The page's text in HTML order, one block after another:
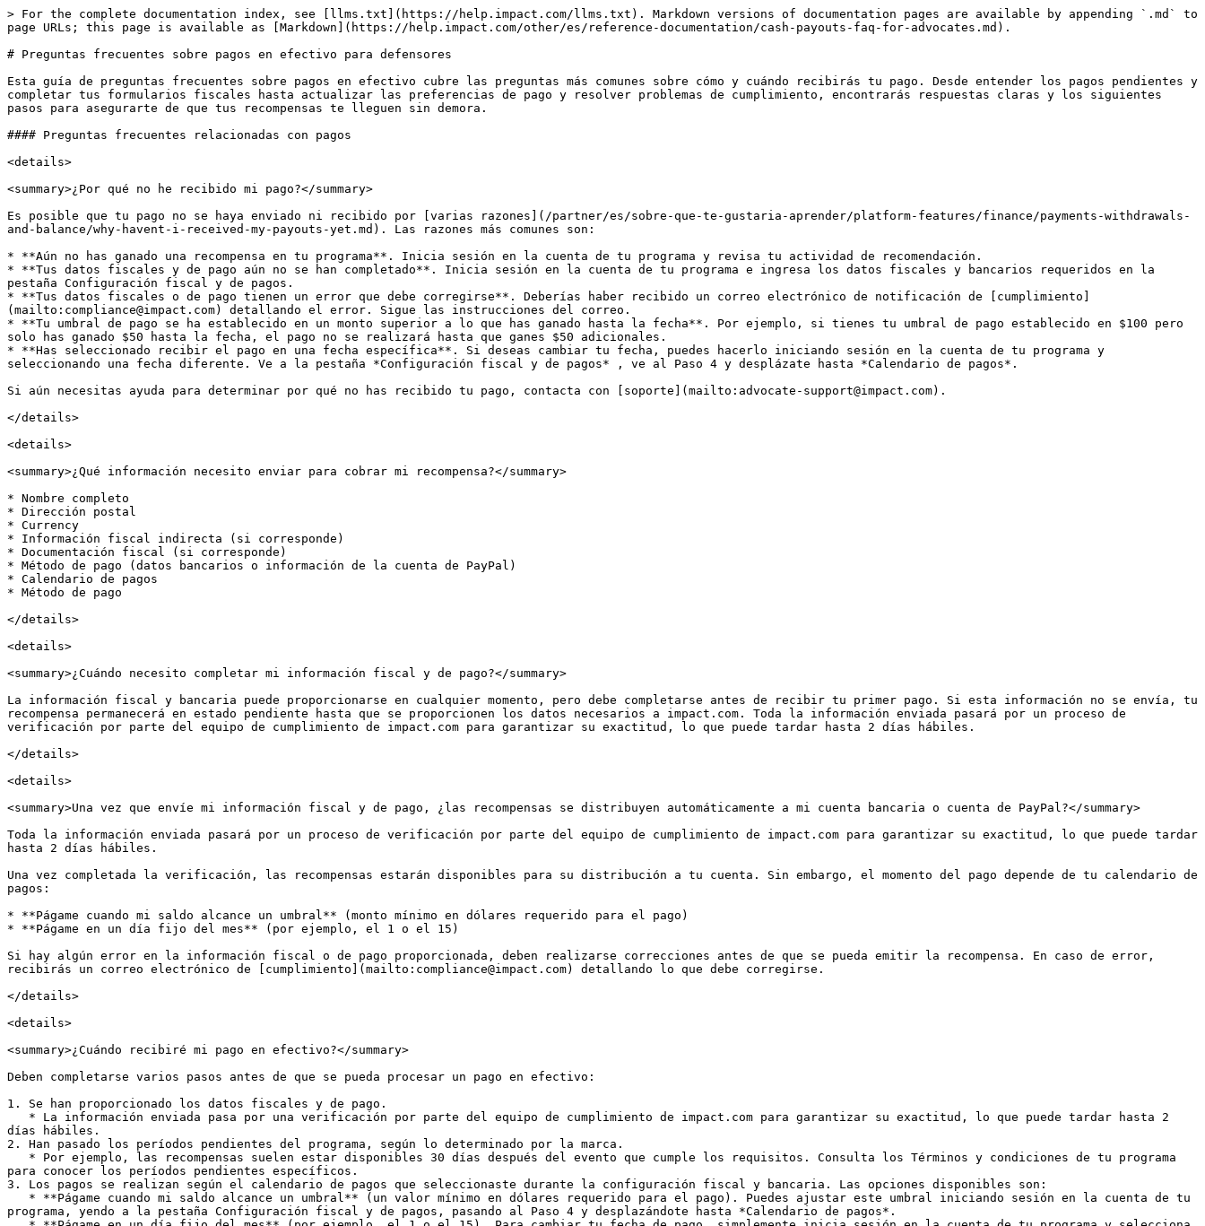
> For the complete documentation index, see [llms.txt](https://help.impact.com/llms.txt). Markdown versions of documentation pages are available by appending `.md` to page URLs; this page is available as [Markdown](https://help.impact.com/other/es/reference-documentation/cash-payouts-faq-for-advocates.md).

# Preguntas frecuentes sobre pagos en efectivo para defensores

Esta guía de preguntas frecuentes sobre pagos en efectivo cubre las preguntas más comunes sobre cómo y cuándo recibirás tu pago. Desde entender los pagos pendientes y completar tus formularios fiscales hasta actualizar las preferencias de pago y resolver problemas de cumplimiento, encontrarás respuestas claras y los siguientes pasos para asegurarte de que tus recompensas te lleguen sin demora.

#### Preguntas frecuentes relacionadas con pagos

<details>

<summary>¿Por qué no he recibido mi pago?</summary>

Es posible que tu pago no se haya enviado ni recibido por [varias razones](/partner/es/sobre-que-te-gustaria-aprender/platform-features/finance/payments-withdrawals-and-balance/why-havent-i-received-my-payouts-yet.md). Las razones más comunes son:

* **Aún no has ganado una recompensa en tu programa**. Inicia sesión en la cuenta de tu programa y revisa tu actividad de recomendación.
* **Tus datos fiscales y de pago aún no se han completado**. Inicia sesión en la cuenta de tu programa e ingresa los datos fiscales y bancarios requeridos en la pestaña Configuración fiscal y de pagos.
* **Tus datos fiscales o de pago tienen un error que debe corregirse**. Deberías haber recibido un correo electrónico de notificación de [cumplimiento](mailto:compliance@impact.com) detallando el error. Sigue las instrucciones del correo.
* **Tu umbral de pago se ha establecido en un monto superior a lo que has ganado hasta la fecha**. Por ejemplo, si tienes tu umbral de pago establecido en $100 pero solo has ganado $50 hasta la fecha, el pago no se realizará hasta que ganes $50 adicionales.
* **Has seleccionado recibir el pago en una fecha específica**. Si deseas cambiar tu fecha, puedes hacerlo iniciando sesión en la cuenta de tu programa y seleccionando una fecha diferente. Ve a la pestaña *Configuración fiscal y de pagos* , ve al Paso 4 y desplázate hasta *Calendario de pagos*.

Si aún necesitas ayuda para determinar por qué no has recibido tu pago, contacta con [soporte](mailto:advocate-support@impact.com).

</details>

<details>

<summary>¿Qué información necesito enviar para cobrar mi recompensa?</summary>

* Nombre completo
* Dirección postal
* Currency
* Información fiscal indirecta (si corresponde)
* Documentación fiscal (si corresponde)
* Método de pago (datos bancarios o información de la cuenta de PayPal)
* Calendario de pagos
* Método de pago

</details>

<details>

<summary>¿Cuándo necesito completar mi información fiscal y de pago?</summary>

La información fiscal y bancaria puede proporcionarse en cualquier momento, pero debe completarse antes de recibir tu primer pago. Si esta información no se envía, tu recompensa permanecerá en estado pendiente hasta que se proporcionen los datos necesarios a impact.com. Toda la información enviada pasará por un proceso de verificación por parte del equipo de cumplimiento de impact.com para garantizar su exactitud, lo que puede tardar hasta 2 días hábiles.

</details>

<details>

<summary>Una vez que envíe mi información fiscal y de pago, ¿las recompensas se distribuyen automáticamente a mi cuenta bancaria o cuenta de PayPal?</summary>

Toda la información enviada pasará por un proceso de verificación por parte del equipo de cumplimiento de impact.com para garantizar su exactitud, lo que puede tardar hasta 2 días hábiles.

Una vez completada la verificación, las recompensas estarán disponibles para su distribución a tu cuenta. Sin embargo, el momento del pago depende de tu calendario de pagos:

* **Págame cuando mi saldo alcance un umbral** (monto mínimo en dólares requerido para el pago)
* **Págame en un día fijo del mes** (por ejemplo, el 1 o el 15)

Si hay algún error en la información fiscal o de pago proporcionada, deben realizarse correcciones antes de que se pueda emitir la recompensa. En caso de error, recibirás un correo electrónico de [cumplimiento](mailto:compliance@impact.com) detallando lo que debe corregirse.

</details>

<details>

<summary>¿Cuándo recibiré mi pago en efectivo?</summary>

Deben completarse varios pasos antes de que se pueda procesar un pago en efectivo:

1. Se han proporcionado los datos fiscales y de pago.
   * La información enviada pasa por una verificación por parte del equipo de cumplimiento de impact.com para garantizar su exactitud, lo que puede tardar hasta 2 días hábiles.
2. Han pasado los períodos pendientes del programa, según lo determinado por la marca.
   * Por ejemplo, las recompensas suelen estar disponibles 30 días después del evento que cumple los requisitos. Consulta los Términos y condiciones de tu programa para conocer los períodos pendientes específicos.
3. Los pagos se realizan según el calendario de pagos que seleccionaste durante la configuración fiscal y bancaria. Las opciones disponibles son:
   * **Págame cuando mi saldo alcance un umbral** (un valor mínimo en dólares requerido para el pago). Puedes ajustar este umbral iniciando sesión en la cuenta de tu programa, yendo a la pestaña Configuración fiscal y de pagos, pasando al Paso 4 y desplazándote hasta *Calendario de pagos*.
   * **Págame en un día fijo del mes** (por ejemplo, el 1 o el 15). Para cambiar tu fecha de pago, simplemente inicia sesión en la cuenta de tu programa y selecciona una fecha diferente. Ve a la pestaña Configuración fiscal y de pagos, ve al Paso 4 y desplázate hasta *Calendario de pagos*.

</details>

<details>

<summary>Ya tengo una cuenta existente de impact.com para otro programa y ya he enviado mi información fiscal y bancaria. ¿Tengo que volver a enviarla?</summary>

Como ya tienes una cuenta existente en impact.com, usaremos la información de esa cuenta para procesar tu pago para este programa. Si necesitas actualizar tus datos bancarios, por favor [inicia sesión en tu cuenta de impact.com](https://app.impact.com/login.user) y actualiza tus datos.

</details>

#### Preguntas frecuentes relacionadas con impuestos

<details>

<summary>¿Por qué necesito presentar formularios fiscales?</summary>

Si obtienes ingresos a través de un programa pagado mediante impact.com, impact.com no retiene impuestos de tus ganancias. Como Advocate, es posible que debas presentar un documento fiscal electrónico para cumplir con las leyes fiscales de EE. UU. o internacionales. Te recomendamos consultar con tu asesor fiscal para comprender tus requisitos de cumplimiento fiscal.

</details>

<details>

<summary>¿Dónde envío mis datos fiscales y de pago?</summary>

**Si tienes una cuenta dedicada a tu programa de recomendación**:

Inicia sesión en la cuenta de tu programa. Puedes acceder a la configuración fiscal y de pagos desde la barra de navegación izquierda, bajo *Configuración fiscal y de pagos*.

**Si accedes a tu programa de recomendación a través de tu portal de cliente**:

Inicia sesión en tu cuenta y ve a la sección del programa de recomendación dentro de tu perfil de cliente. Desplázate hacia abajo para encontrar la Configuración fiscal y de pagos en efectivo.

</details>

<details>

<summary>¿Cuáles son las diferencias entre los distintos formularios fiscales?</summary>

El país que selecciones en el Paso 1 de la configuración fiscal y de pagos determinará qué [formularios fiscales](/partner/es/sobre-que-te-gustaria-aprender/platform-features/finance/finance-documents/electronic-tax-documents-for-partners-explained.md) se te presentan.

| Nombre                                                                                                                                                     | Uso                                                                                                                                                                                                                                                                                                    |
| ---------------------------------------------------------------------------------------------------------------------------------------------------------- | ------------------------------------------------------------------------------------------------------------------------------------------------------------------------------------------------------------------------------------------------------------------------------------------------------ |
| W9                                                                                                                                                         | Este formulario es para si te encuentras en Estados Unidos (para todas las personas y entidades).                                                                                                                                                                                                      |
| W8-BEN                                                                                                                                                     | Este formulario es para si no estás en Estados Unidos, pero colaboras con marcas con sede en Estados Unidos (es decir, operas por tu cuenta y no como una entidad en tu país). Expira después de 3 años.                                                                                               |
| W8-BEN-E                                                                                                                                                   | Este formulario es para entidades fuera de Estados Unidos que colaboran con marcas con sede en Estados Unidos (es decir, operas como una organización o empresa en tu país). Expira después de 3 años.                                                                                                 |
| [Formulario